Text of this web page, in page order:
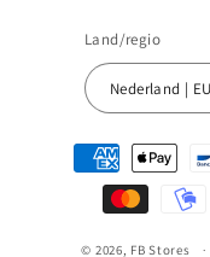
Land/regio
Betaalmethoden
© 2026, FB Stores